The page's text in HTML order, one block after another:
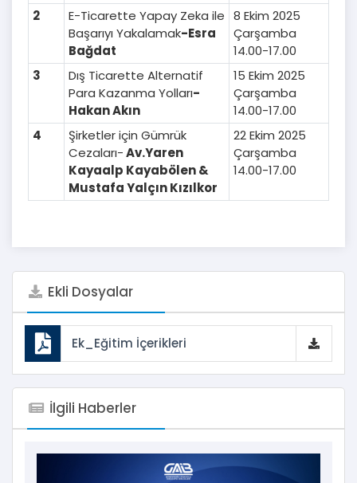
2
E-Ticarette Yapay Zeka ile
Başarıyı Yakalamak-Esra
Bağdat
8 Ekim 2025
Çarşamba
14.00-17.00
3
Dış Ticarette Alternatif
Para Kazanma Yolları-
Hakan Akın
15 Ekim 2025
Çarşamba
14.00-17.00
4
Şirketler için Gümrük
Cezaları-Av.Yaren
Kayaalp Kayabölen &
Mustafa Yalçın Kızılkor
22 Ekim 2025
Çarşamba
14.00-17.00
Ekli Dosyalar
Ek_Eğitim İçerikleri
İlgili Haberler